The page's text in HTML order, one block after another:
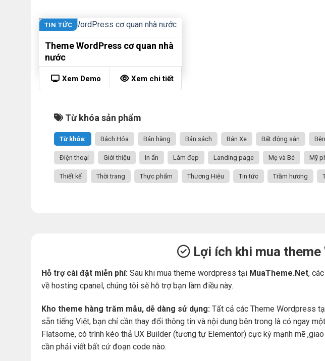
TIN TỨC
Theme WordPress cơ quan nhà
nước
Xem Demo Xem chi tiết
Từ khóa sản phẩm
Từ khóa: Bách Hóa Bán hàng Bán sách Bán Xe Bất động sản
Điện thoại Giới thiệu In ấn Làm đẹp Landing page Mẹ và Bé Mỹ
Thiết kế Thời trang Thực phẩm Thương Hiệu Tin tức Trầm hương
Lợi ích khi mua
Hỗ trợ cài đặt miễn phí: Sau khi mua theme wordpress tại MuaTheme.Net,
về hosting cpanel, chúng tôi sẽ hỗ trợ bạn làm điều này.
Kho theme hàng trăm mẫu, dễ dàng sử dụng: Tất cả các Theme Wordpress
sẵn tiếng Việt, bạn chỉ cần thay đổi thông tin và nội dung bên trong là có ngay
Flatsome, có trình kéo thả UX Builder (tương tự Elementor) cực kỳ mạnh mẽ
cần phải viết bất cứ đoạn code nào.